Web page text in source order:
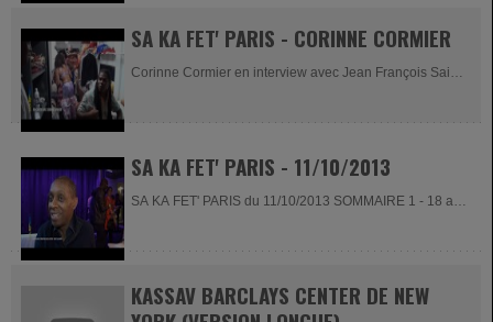
SA KA FET' PARIS - CORINNE CORMIER
Corinne Cormier en interview avec Jean François Saint
SA KA FET' PARIS - 11/10/2013
SA KA FET' PARIS du 11/10/2013 SOMMAIRE 1 - 18 ans
KASSAV BARCLAYS CENTER DE NEW